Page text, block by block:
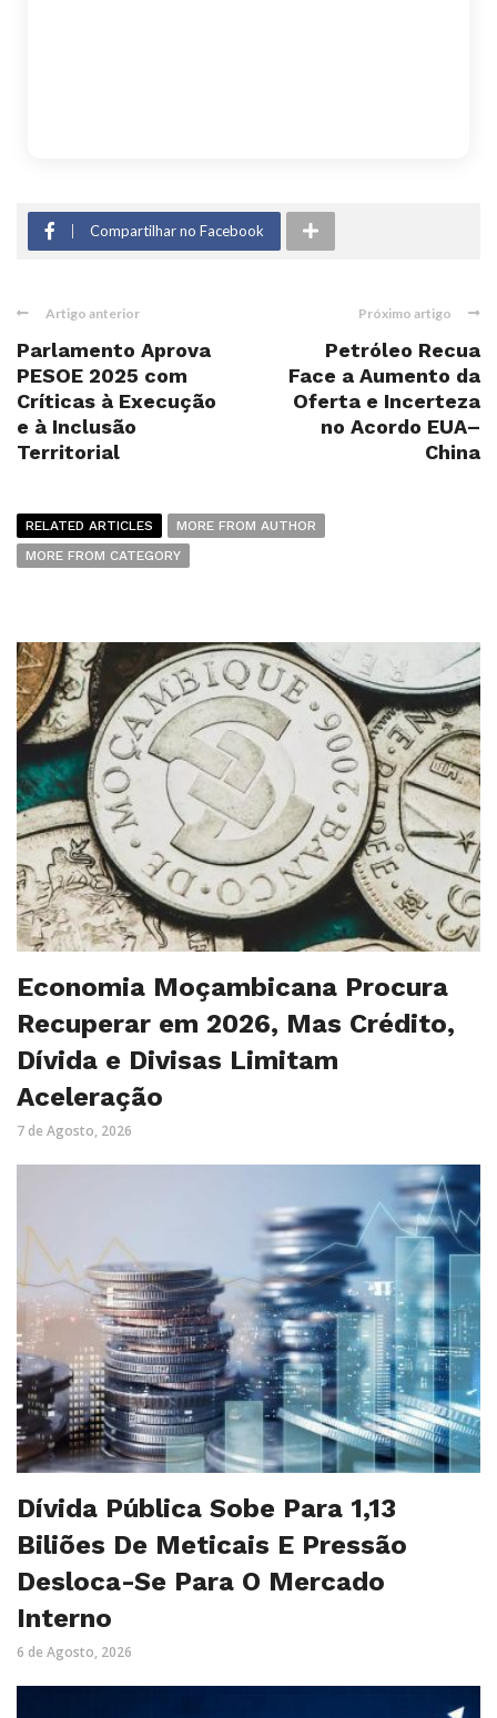
Compartilhar no Facebook
Artigo anterior
Parlamento Aprova
PESOE 2025 com
Críticas à Execução
e à Inclusão
Territorial
Próximo artigo
Petróleo Recua
Face a Aumento da
Oferta e Incerteza
no Acordo EUA–
China
RELATED ARTICLES
MORE FROM AUTHOR
MORE FROM CATEGORY
Economia Moçambicana Procura
Recuperar em 2026, Mas Crédito,
Dívida e Divisas Limitam
Aceleração
7 de Agosto, 2026
Dívida Pública Sobe Para 1,13
Biliões De Meticais E Pressão
Desloca-Se Para O Mercado
Interno
6 de Agosto, 2026